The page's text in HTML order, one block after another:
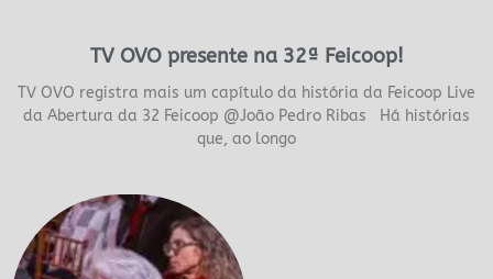
TV OVO presente na 32ª Feicoop!
TV OVO registra mais um capítulo da história da Feicoop Live
da Abertura da 32 Feicoop @João Pedro Ribas Há histórias
que, ao longo